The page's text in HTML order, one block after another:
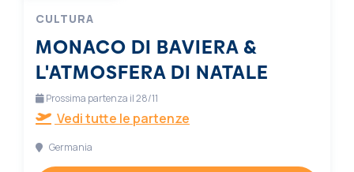
CULTURA
MONACO DI BAVIERA &
L'ATMOSFERA DI NATALE
Prossima partenza il 28/11
Vedi tutte le partenze
Germania